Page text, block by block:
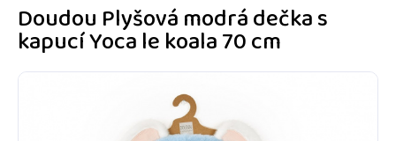
Doudou Plyšová modrá dečka s
kapucí Yoca le koala 70 cm